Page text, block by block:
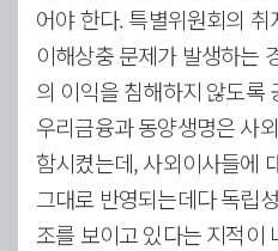
어야 한다. 특별위원회의
이해상충 문제가 발생하는
의 이익을 침해하지 않도록
우리금융과 동양생명은 사
함시켰는데, 사외이사들에
그대로 반영되는데다 독립
조를 보이고 있다는 지적이